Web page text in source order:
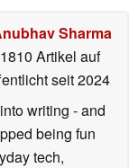
Sharma
Artikel auf
seit 2024
writing - and
being fun
tech,